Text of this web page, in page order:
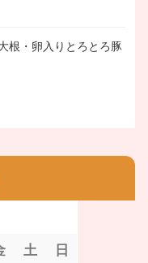
根・卵入りとろとろ豚
土 日